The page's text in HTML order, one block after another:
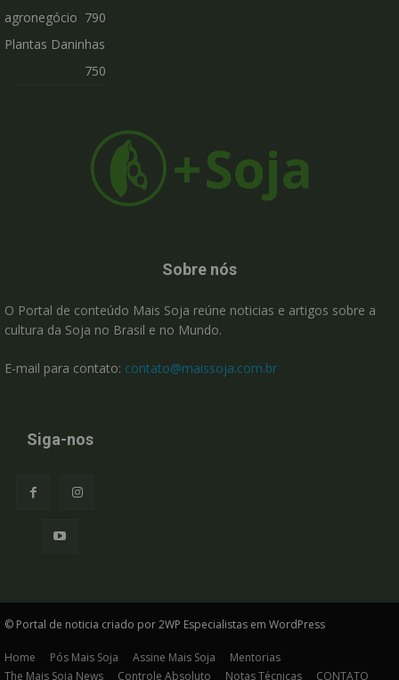
agronegócio 790
Plantas Daninhas
750
Sobre nós
O Portal de conteúdo Mais Soja reúne noticias e artigos sobre a
cultura da Soja no Brasil e no Mundo.
E-mail para contato: contato@maissoja.com.br
Siga-nos
© Portal de noticia criado por 2WP Especialistas em WordPress
Home Pós Mais Soja Assine Mais Soja
Mentorias
The Mais Soja News
Controle Absoluto Notas Técnicas CONTATO